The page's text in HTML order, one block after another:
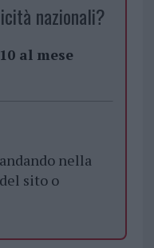
nazionali?
al mese
nella
sito o